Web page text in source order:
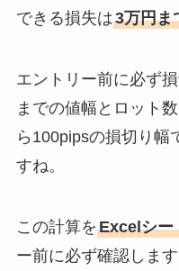
できる損失は3万円ま
エントリー前に必ず
までの値幅とロット
ら100pipsの損切り幅
すね。
この計算をExcelシー
ー前に必ず確認しま